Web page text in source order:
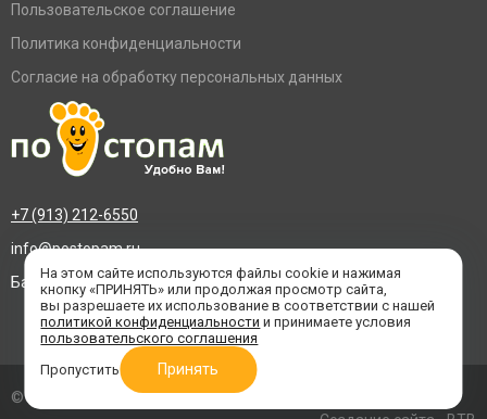
Пользовательское соглашение
Политика конфиденциальности
Согласие на обработку персональных данных
+7 (913) 212-6550
info@postopam.ru
Барнаул, пр. Социалистический 109, оф.455
© 2016–2026 «По стопам»
На этом сайте используются файлы cookie и нажимая
кнопку «ПРИНЯТЬ» или продолжая просмотр сайта,
вы разрешаете их использование в соответствии с нашей
политикой конфиденциальности и принимаете условия
пользовательского соглашения
Пропустить
Принять